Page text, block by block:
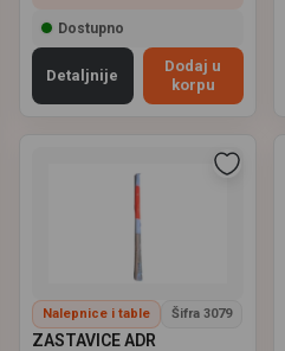
Dostupno
Detaljnije
Dodaj u
korpu
Nalepnice i table Šifra 3079
ZASTAVICE ADR